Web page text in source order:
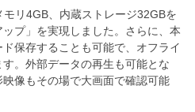
モリ4GB、内蔵ストレージ32GBを
プ」を実現しました。さらに、本
保存することも可能で、オフライ
。外部データの再生も可能とな
像もその場で大画面で確認可能